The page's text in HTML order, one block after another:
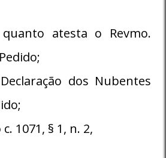
quanto atesta o Revmo.
dos Nubentes
1071, § 1, n. 2,